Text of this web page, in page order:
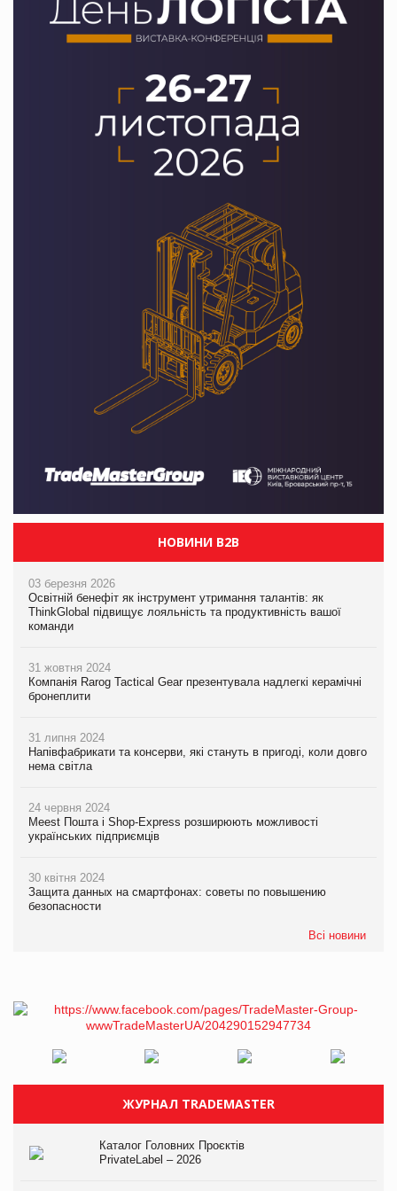
НОВИНИ B2B
03 березня 2026
Освітній бенефіт як інструмент утримання талантів: як
ThinkGlobal підвищує лояльність та продуктивність вашої
команди
31 жовтня 2024
Компанія Rarog Tactical Gear презентувала надлегкі керамічні
бронеплити
31 липня 2024
Напівфабрикати та консерви, які стануть в пригоді, коли довго
нема світла
24 червня 2024
Meest Пошта і Shop-Express розширюють можливості
українських підприємців
30 квітня 2024
Защита данных на смартфонах: советы по повышению
безопасности
Всі новини
ЖУРНАЛ TRADEMASTER
Каталог Головних Проєктів
PrivateLabel – 2026